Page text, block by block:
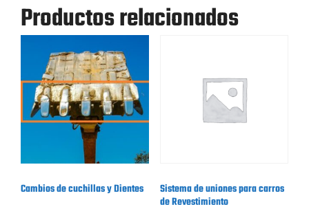
Productos relacionados
Cambios de cuchillas y Dientes
Sistema de uniones para carros
de Revestimiento